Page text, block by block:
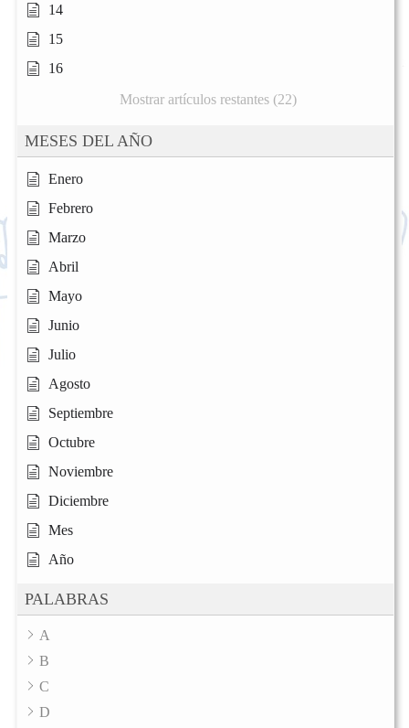
14
15
16
Mostrar artículos restantes (22)
MESES DEL AÑO
Enero
Febrero
Marzo
Abril
Mayo
Junio
Julio
Agosto
Septiembre
Octubre
Noviembre
Diciembre
Mes
Año
PALABRAS
A
B
C
D